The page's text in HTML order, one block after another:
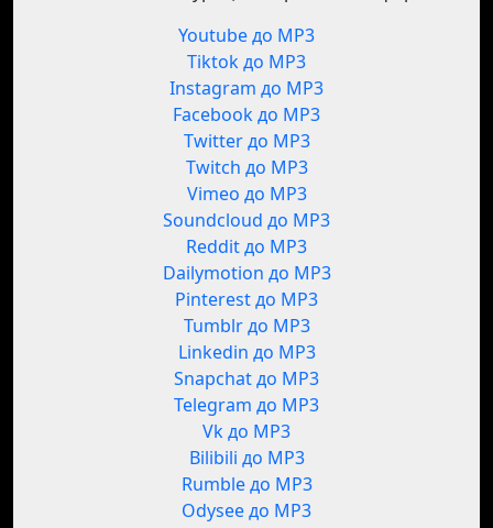
Youtube до MP3
Tiktok до MP3
Instagram до MP3
Facebook до MP3
Twitter до MP3
Twitch до MP3
Vimeo до MP3
Soundcloud до MP3
Reddit до MP3
Dailymotion до MP3
Pinterest до MP3
Tumblr до MP3
Linkedin до MP3
Snapchat до MP3
Telegram до MP3
Vk до MP3
Bilibili до MP3
Rumble до MP3
Odysee до MP3